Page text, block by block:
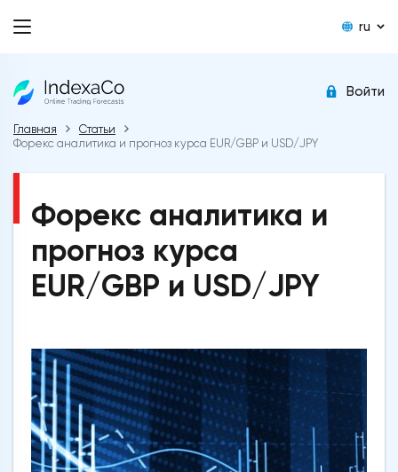
ru
Войти
Главная
Статьи
Форекс аналитика и прогноз курса EUR/GBP и USD/JPY
Форекс аналитика и
прогноз курса
EUR/GBP и USD/JPY